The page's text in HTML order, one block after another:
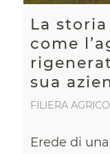
La
come
sua
FILIERA
Erede di